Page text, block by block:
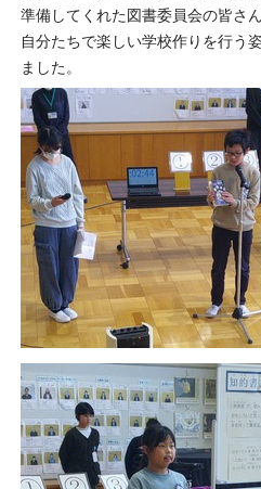
準備してくれた図書委員会の皆さ
自分たちで楽しい学校作りを行う
ました。